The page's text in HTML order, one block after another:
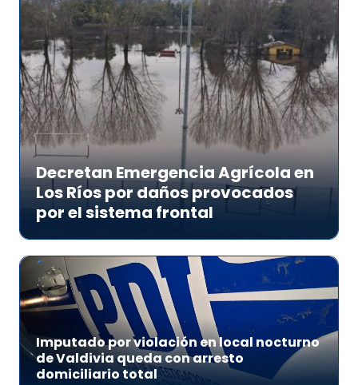
Decretan Emergencia Agrícola en
Los Ríos por daños provocados
por el sistema frontal
Imputado por violación en local nocturno
de Valdivia queda con arresto
domiciliario total